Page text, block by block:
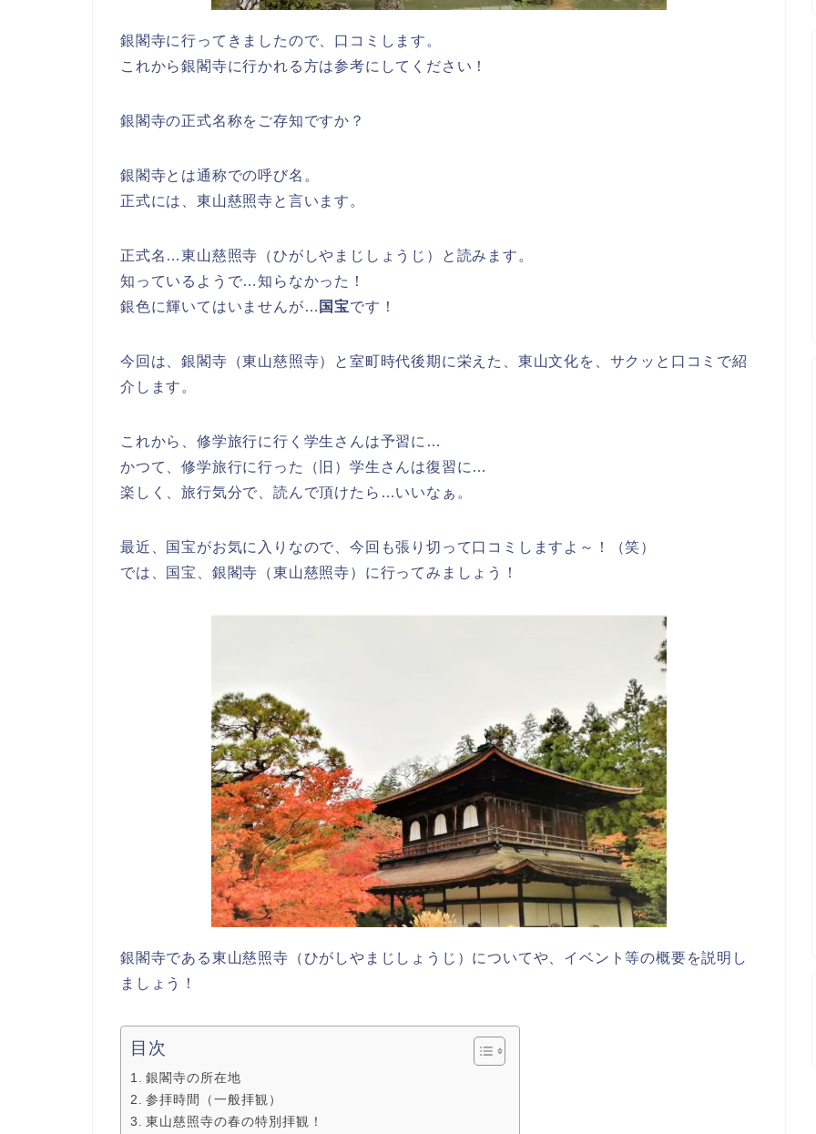
銀閣寺に行ってきましたので、口コミします。
これから銀閣寺に行かれる方は参考にしてください！
銀閣寺の正式名称をご存知ですか？
銀閣寺とは通称での呼び名。
正式には、東山慈照寺と言います。
正式名…東山慈照寺（ひがしやまじしょうじ）と読みます。
知っているようで…知らなかった！
銀色に輝いてはいませんが… 国宝です！
今回は、銀閣寺（東山慈照寺）と室町時代後期に栄えた、東山文化を、サクッと口コミで紹
介します。
これから、修学旅行に行く学生さんは予習に…
かつて、修学旅行に行った（旧）学生さんは復習に…
楽しく、旅行気分で、読んで頂けたら…いいなぁ。
最近、国宝がお気に入りなので、今回も張り切って口コミしますよ～！（笑）
では、国宝、銀閣寺（東山慈照寺）に行ってみましょう！
銀閣寺である東山慈照寺（ひがしやまじしょうじ）についてや、イベント等の概要を説明し
ましょう！
目次
銀閣寺の所在地
参拝時間（一般拝観）
東山慈照寺の春の特別拝観！